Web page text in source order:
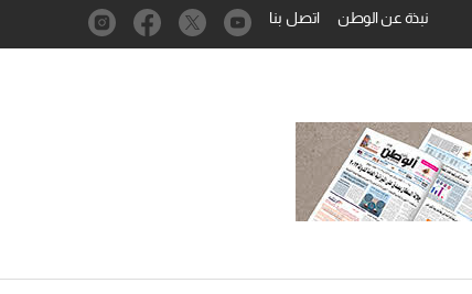
نبذة عن الوطن اتصل بنا